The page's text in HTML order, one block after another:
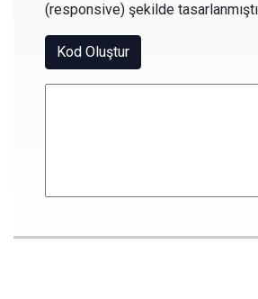
(responsive) şekilde
Kod Oluştur